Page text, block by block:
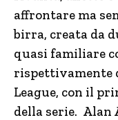
affrontare ma
birra, creata da
quasi familiare
rispettivamente
League, con il
della serie. Alan